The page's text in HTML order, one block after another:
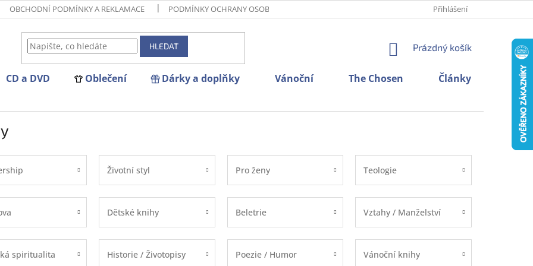
OBCHODNÍ PODMÍNKY A REKLAMACE PODMÍNKY OCHRANY OSOBNÍCH ÚDAJŮ Přihlášení
HLEDAT
NÁKUPNÍ
Prázdný košík
CD a DVD Oblečení Dárky a doplňky Vánoční The Chosen Články
Životní styl Pro ženy Teologie
Dětské knihy Beletrie Vztahy / Manželství
spiritualita Historie / Životopisy Poezie / Humor Vánoční knihy